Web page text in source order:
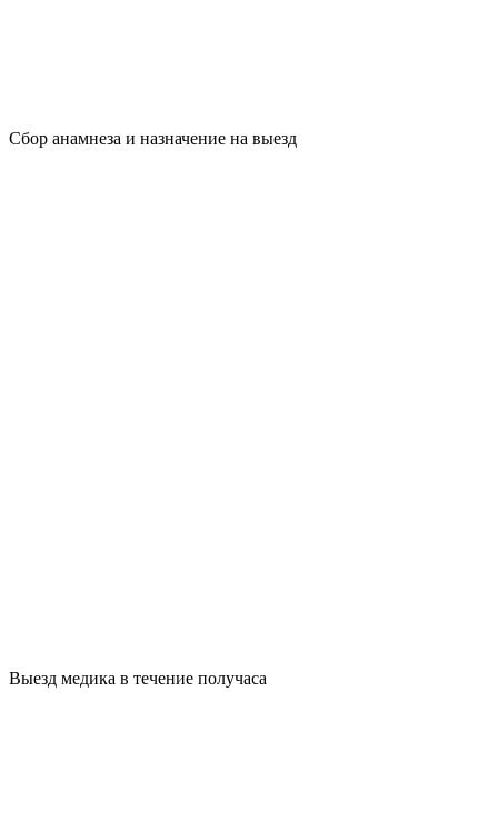
Сбор анамнеза и назначение на выезд
Выезд медика в течение получаса